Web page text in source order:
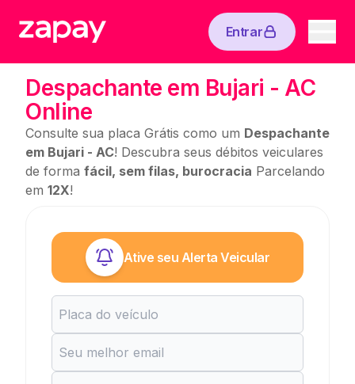
Entrar
Despachante em Bujari - AC
Online
Consulte sua placa Grátis como um Despachante
em Bujari - AC! Descubra seus débitos veiculares
de forma fácil, sem filas, burocracia Parcelando
em 12X!
Ative seu Alerta Veicular